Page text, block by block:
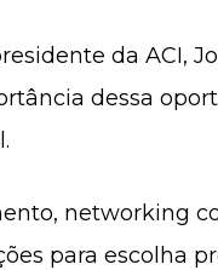
da ACI,
dessa
networking
para escolha